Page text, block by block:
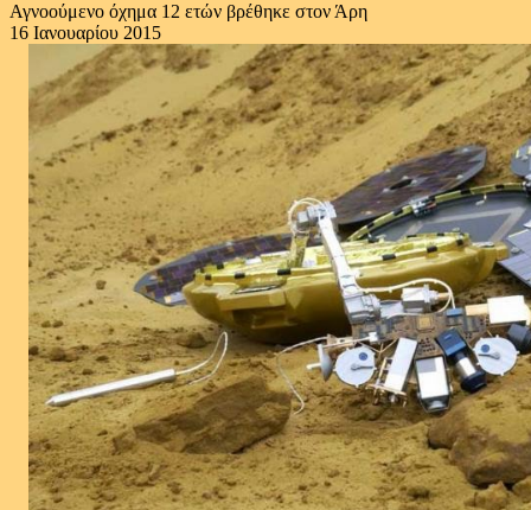
Αγνοούμενο όχημα 12 ετών βρέθηκε στον Άρη
16 Ιανουαρίου 2015